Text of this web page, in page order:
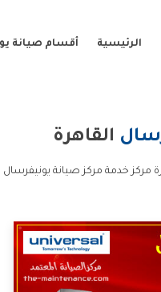
الرئيسية أقسام صيانة
القاهرة
مركز خدمة مركز صيانة